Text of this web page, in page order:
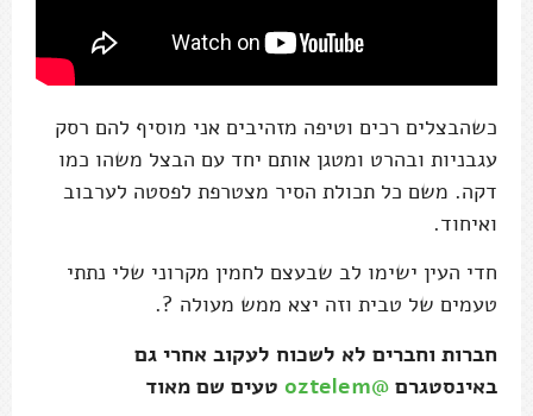
כשהבצלים רכים וטיפה מזהיבים אני מוסיף להם רסק
עגבניות ובהרט ומטגן אותם יחד עם הבצל משהו כמו
דקה. משם כל תכולת הסיר מצטרפת לפסטה לערבוב
ואיחוד.
חדי העין ישימו לב שבעצם לחמין מקרוני שלי נתתי
טעמים של טבית וזה יצא ממש מעולה ?.
חברות וחברים לא לשכוח לעקוב אחרי גם
באינסטגרם @oztelem טעים שם מאוד